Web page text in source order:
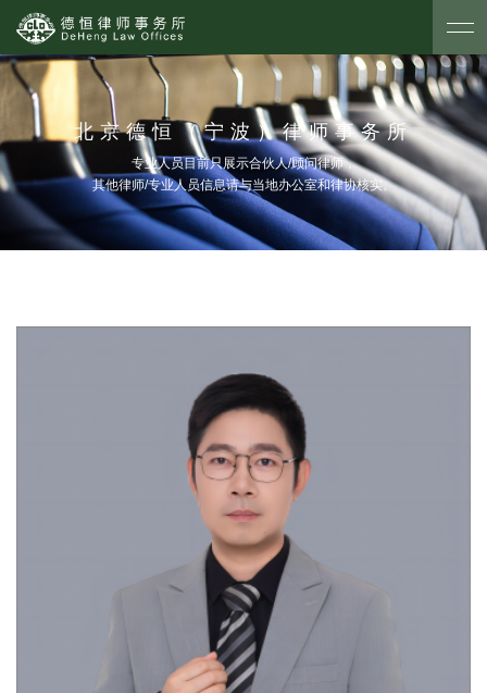
北京德恒（宁波）律师事务所
专业人员目前只展示合伙人/顾问律师，
其他律师/专业人员信息请与当地办公室和律协核实。